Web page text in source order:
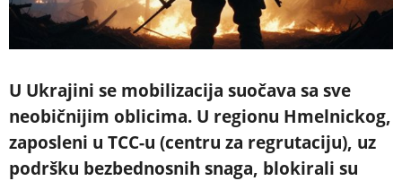
U Ukrajini se mobilizacija suočava sa sve
neobičnijim oblicima. U regionu Hmelnickog,
zaposleni u TCC-u (centru za regrutaciju), uz
podršku bezbednosnih snaga, blokirali su